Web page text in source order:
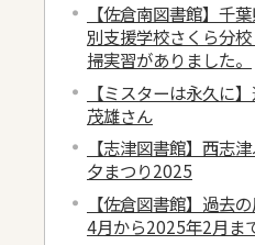
【佐倉南図書館】千
別支援学校さくら分
掃実習がありました。
【ミスターは永久に
茂雄さん
【志津図書館】西志
夕まつり2025
【佐倉図書館】過去
4月から2025年2月ま